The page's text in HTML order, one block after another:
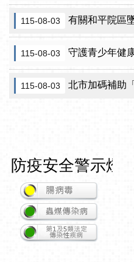
115-08-03 有關和平院區
115-08-03 守護青少年健康！
115-08-03 北市加碼補助
防疫安全警示燈號